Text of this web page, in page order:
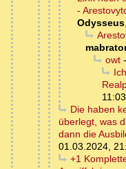
-
Odysseus,
owt-
11:03
Die haben
überlegt, was
dann die
01.03.2024,
+1